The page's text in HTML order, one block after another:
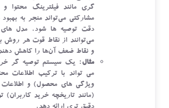
گری مانند فیلترینگ محتوا و
مشارکتی می‌تواند منجر به
دقت توصیه‌ ها شود. مدل ‌های
می‌توانند از نقاط قوت هر روش
و نقاط ضعف آن‌ها را کاهش
مثال: یک سیستم توصیه‌ گر
می ‌تواند با ترکیب اطلاعات
ویژگی‌ های محصول) و
(مانند تاریخچه خرید کاربران)